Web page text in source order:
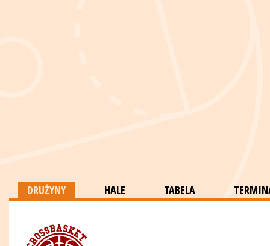
DRUŻYNY HALE TABELA